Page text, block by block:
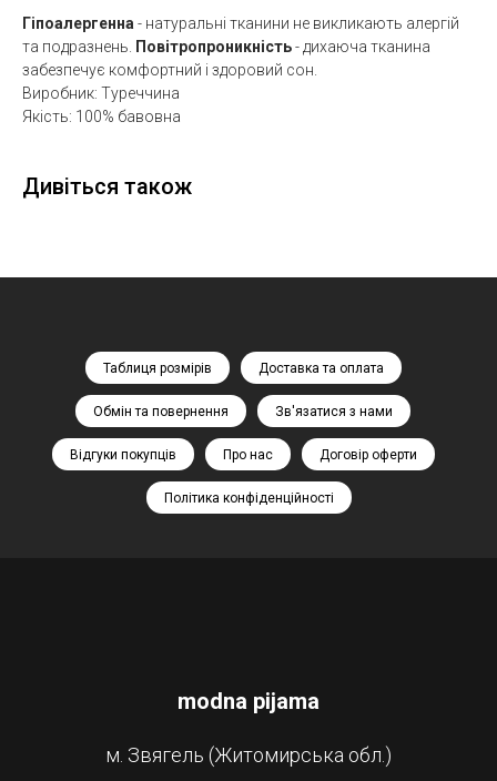
Гіпоалергенна- натуральні тканини не викликають алергій
та подразнень. Повітропроникність- дихаюча тканина
забезпечує комфортний і здоровий сон.
Виробник: Туреччина
Якість: 100% бавовна
Дивіться також
Таблиця розмірів Доставка та оплата
Обмін та повернення Зв'язатися з нами
Відгуки покупців Про нас Договір оферти
Політика конфіденційності
modna pijama
м. Звягель (Житомирська обл.)